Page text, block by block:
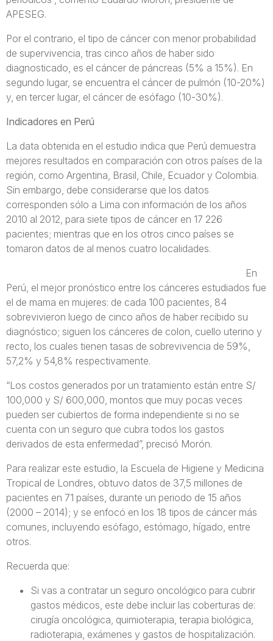
APESEG.
Por el contrario, el tipo de cáncer con menor probabilidad
de supervivencia, tras cinco años de haber sido
diagnosticado, es el cáncer de páncreas (5% a 15%). En
segundo lugar, se encuentra el cáncer de pulmón (10-20%)
y, en tercer lugar, el cáncer de esófago (10-30%).
Indicadores en Perú
La data obtenida en el estudio indica que Perú demuestra
mejores resultados en comparación con otros países de la
región, como Argentina, Brasil, Chile, Ecuador y Colombia.
Sin embargo, debe considerarse que los datos
corresponden sólo a Lima con información de los años
2010 al 2012, para siete tipos de cáncer en 17 226
pacientes; mientras que en los otros cinco países se
tomaron datos de al menos cuatro localidades.
En
Perú, el mejor pronóstico entre los cánceres estudiados fue
el de mama en mujeres: de cada 100 pacientes, 84
sobrevivieron luego de cinco años de haber recibido su
diagnóstico; siguen los cánceres de colon, cuello uterino y
recto, los cuales tienen tasas de sobrevivencia de 59%,
57,2% y 54,8% respectivamente.
“Los costos generados por un tratamiento están entre S/
100,000 y S/ 600,000, montos que muy pocas veces
pueden ser cubiertos de forma independiente si no se
cuenta con un seguro que cubra todos los gastos
derivados de esta enfermedad”, precisó Morón.
Para realizar este estudio, la Escuela de Higiene y Medicina
Tropical de Londres, obtuvo datos de 37,5 millones de
pacientes en 71 países, durante un periodo de 15 años
(2000 – 2014); y se enfocó en los 18 tipos de cáncer más
comunes, incluyendo esófago, estómago, hígado, entre
otros.
Recuerda que:
Si vas a contratar un seguro oncológico para cubrir
gastos médicos, este debe incluir las coberturas de:
cirugía oncológica, quimioterapia, terapia biológica,
radioterapia, exámenes y gastos de hospitalización.